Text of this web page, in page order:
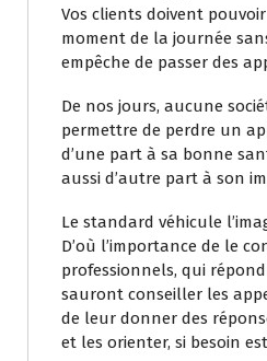
Vos clients doivent
moment de la journée
empêche de passer des
De nos jours, aucune
permettre de perdre un
d’une part à sa bonne
aussi d’autre part à son
Le standard véhicule
D’où l’importance de le
professionnels, qui
sauront conseiller les
de leur donner des
et les orienter, si besoin